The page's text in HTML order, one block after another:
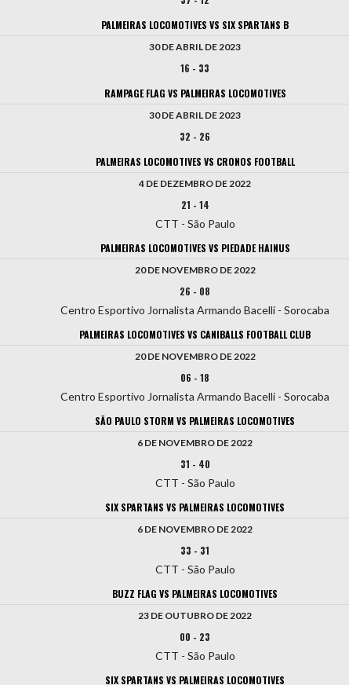
PALMEIRAS LOCOMOTIVES VS SIX SPARTANS B
30 DE ABRIL DE 2023
16 - 33
RAMPAGE FLAG VS PALMEIRAS LOCOMOTIVES
30 DE ABRIL DE 2023
32 - 26
PALMEIRAS LOCOMOTIVES VS CRONOS FOOTBALL
4 DE DEZEMBRO DE 2022
21 - 14
CTT - São Paulo
PALMEIRAS LOCOMOTIVES VS PIEDADE HAINUS
20 DE NOVEMBRO DE 2022
26 - 08
Centro Esportivo Jornalista Armando Bacelli - Sorocaba
PALMEIRAS LOCOMOTIVES VS CANIBALLS FOOTBALL CLUB
20 DE NOVEMBRO DE 2022
06 -18
Centro Esportivo Jornalista Armando Bacelli - Sorocaba
SÃO PAULO STORM VS PALMEIRAS LOCOMOTIVES
6 DE NOVEMBRO DE 2022
31 - 40
CTT - São Paulo
SIX SPARTANS VS PALMEIRAS LOCOMOTIVES
6 DE NOVEMBRO DE 2022
33 - 31
CTT - São Paulo
BUZZ FLAG VS PALMEIRAS LOCOMOTIVES
23 DE OUTUBRO DE 2022
00 - 23
CTT - São Paulo
SIX SPARTANS VS PALMEIRAS LOCOMOTIVES